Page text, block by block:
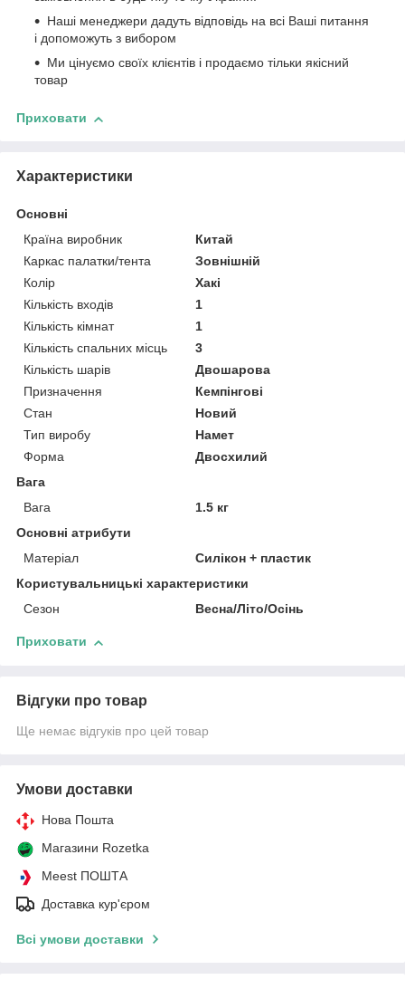
Наші менеджери дадуть відповідь на всі Ваші питання
і допоможуть з вибором
Ми цінуємо своїх клієнтів і продаємо тільки якісний
товар
Приховати
Характеристики
Основні
Країна виробник
Китай
Каркас палатки/тента
Зовнішній
Колір
Хакі
Кількість входів
1
Кількість кімнат
1
Кількість спальних місць
3
Кількість шарів
Двошарова
Призначення
Кемпінгові
Стан
Новий
Тип виробу
Намет
Форма
Двосхилий
Вага
Вага
1.5 кг
Основні атрибути
Матеріал
Силікон + пластик
Користувальницькі характеристики
Сезон
Весна/Літо/Осінь
Приховати
Відгуки про товар
Ще немає відгуків про цей товар
Умови доставки
Нова Пошта
Магазини Rozetka
Meest ПОШТА
Доставка кур'єром
Всі умови доставки